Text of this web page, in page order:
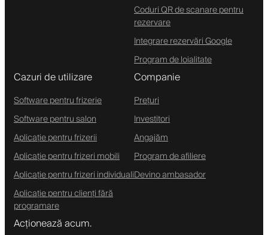
Coduri QR de scanare pentru
rezervare
Integrare rezervări Google
Program de loialitate
Cazuri de utilizare
Software pentru frizerie
Software pentru salon
Aplicație pentru frizerii
Aplicație pentru frizeri mobili
Aplicație pentru frizeri individuali
Aplicație pentru clienți fără
programare
Companie
Prețuri
Investitori
Angajăm
Program de afiliere
Devino ambasador
Acționează acum.